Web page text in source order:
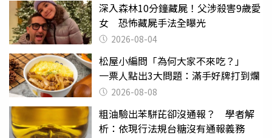
深入森林10分鐘藏屍！父涉殺害9歲愛
女 恐怖藏屍手法全曝光
2026-08-04
松屋小編問「為何大家不來吃？」
一票人點出3大問題：滿手好牌打到爛
2026-08-08
粗油驗出苯駢芘卻沒通報？ 學者解
析：依現行法規台糖沒有通報義務